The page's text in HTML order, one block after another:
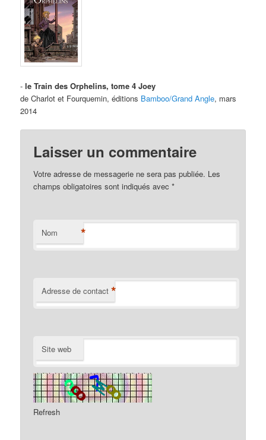
-le Train des Orphelins, tome 4 Joey
de Charlot et Fourquemin, éditions Bamboo/Grand Angle, mars
2014
Laisser un commentaire
Votre adresse de messagerie ne sera pas publiée. Les
champs obligatoires sont indiqués avec*
Nom *
Adresse de contact *
Site web
Refresh